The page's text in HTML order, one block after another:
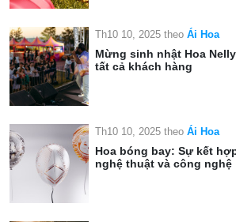
Th10 10, 2025 theo Ái Hoa
Mừng sinh nhật Hoa
tất cả khách hàng
Th10 10, 2025 theo Ái Hoa
Hoa bóng bay: Sự kết
nghệ thuật và công nghệ